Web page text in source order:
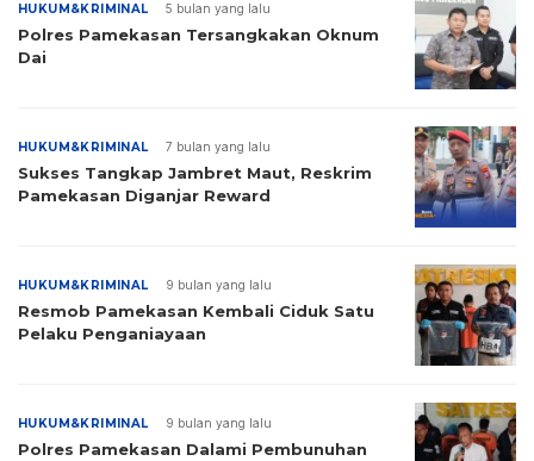
HUKUM&KRIMINAL 5 bulan yang lalu
Polres Pamekasan Tersangkakan Oknum
Dai
HUKUM&KRIMINAL 7 bulan yang lalu
Sukses Tangkap Jambret Maut, Reskrim
Pamekasan Diganjar Reward
HUKUM&KRIMINAL 9 bulan yang lalu
Resmob Pamekasan Kembali Ciduk Satu
Pelaku Penganiayaan
HUKUM&KRIMINAL 9 bulan yang lalu
Polres Pamekasan Dalami Pembunuhan